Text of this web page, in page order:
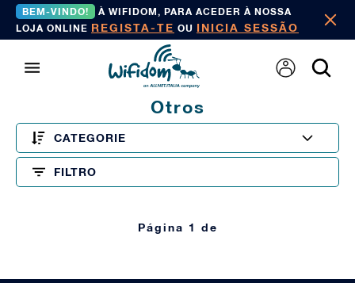
BEM-VINDO!
À WIFIDOM, PARA ACEDER À NOSSA
LOJA ONLINE REGISTA-TE OU INICIA SESSÃO
Otros
CATEGORIE
FILTRO
Página 1 de